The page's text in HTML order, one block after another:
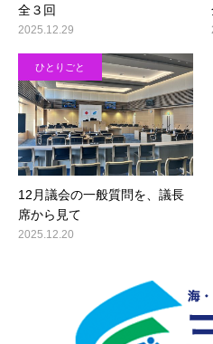
全３回
2025.12.29
ひとりごと
12月議会の一般質問を、議長
席から見て
2025.12.20